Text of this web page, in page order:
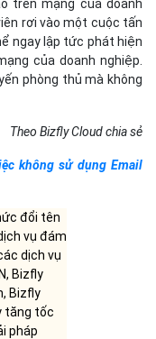
đổi tên
vụ đám
dịch vụ
Bizfly
Bizfly
tốc
pháp